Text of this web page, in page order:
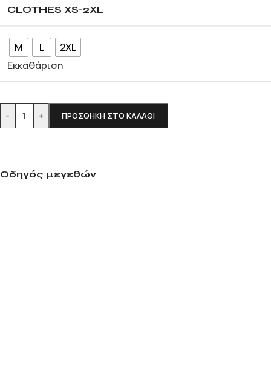
CLOTHES XS-2XL
M L
2XL
Εκκαθάριση
- + ΠΡΟΣΘΉΚΗ ΣΤΟ ΚΑΛΆΘΙ
Οδηγός μεγεθών